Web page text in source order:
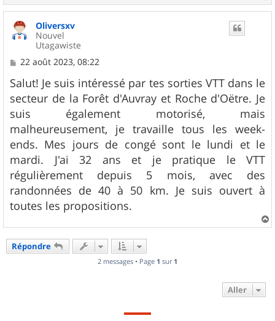
a
Oliversxv
Nouvel
Utagawiste
M
s
s
a
g
e
22 août 2023, 08:22
Salut! Je suis intéressé par tes sorties VTT dans le
secteur de la Forêt d'Auvray et Roche d'Oëtre. Je
suis également motorisé, mais
malheureusement, je travaille tous les week-
ends. Mes jours de congé sont le lundi et le
mardi. J'ai 32 ans et je pratique le VTT
régulièrement depuis 5 mois, avec des
randonnées de 40 à 50 km. Je suis ouvert à
toutes les propositions.
a
Répondre
2 messages • Page 1 sur 1
Aller